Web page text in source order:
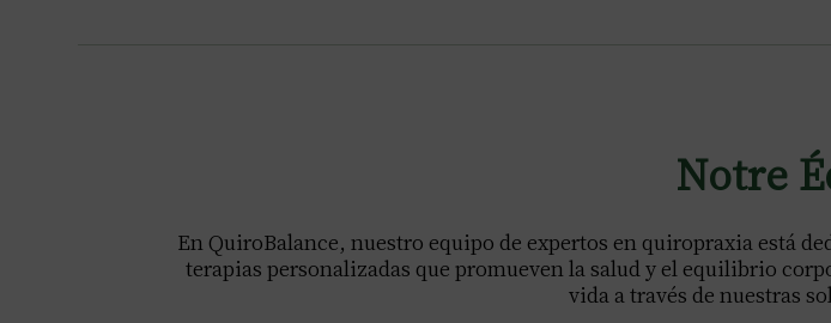
Notre
En QuiroBalance, nuestro equipo de expertos en quiropraxia está
terapias personalizadas que promueven la salud y el equilibrio
vida a través de nuestras